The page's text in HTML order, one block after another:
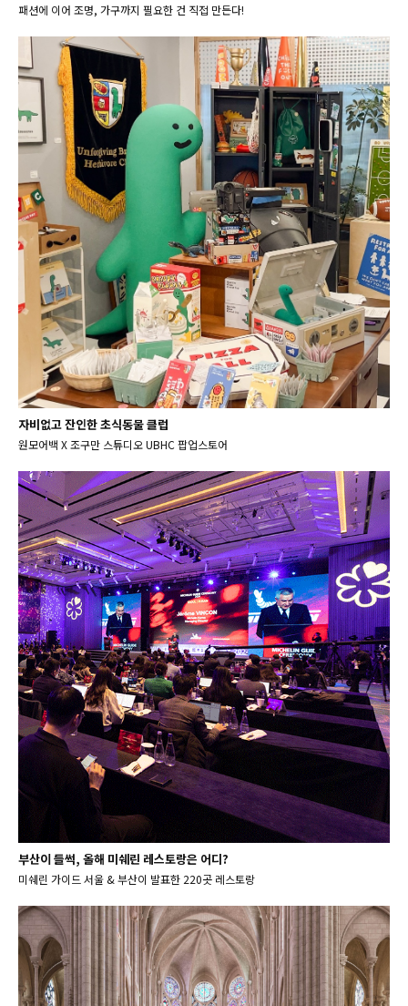
패션에 이어 조명, 가구까지 필요한 건 직접 만든다!
자비없고 잔인한 초식동물 클럽
원모어백 X 조구만 스튜디오 UBHC 팝업스토어
부산이 들썩, 올해 미쉐린 레스토랑은 어디?
미쉐린 가이드 서울 & 부산이 발표한 220곳 레스토랑